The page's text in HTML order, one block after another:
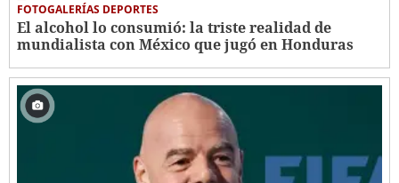
FOTOGALERÍAS DEPORTES
El alcohol lo consumió: la triste realidad de
mundialista con México que jugó en Honduras